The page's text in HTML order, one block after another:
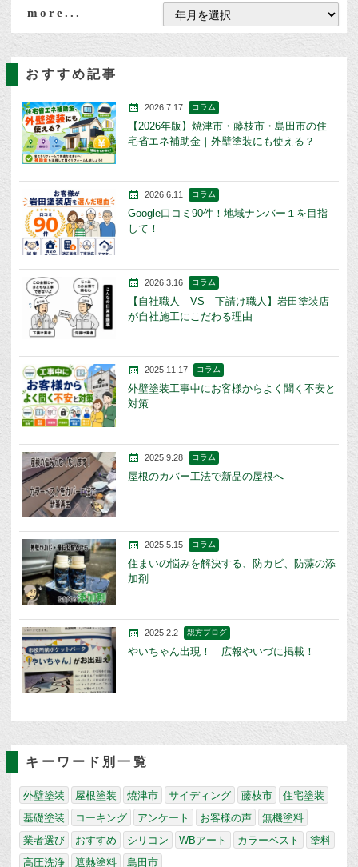
more...
おすすめ記事
2026.7.17 コラム
【2026年版】焼津市・藤枝市・島田市の住
宅省エネ補助金｜外壁塗装にも使える？
2026.6.11 コラム
Google口コミ90件！地域ナンバー１を目指
して！
2026.3.16 コラム
【自社職人 VS 下請け職人】岩田塗装店
が自社施工にこだわる理由
2025.11.17 コラム
外壁塗装工事中にお客様からよく聞く不安と
対策
2025.9.28 コラム
屋根のカバー工法で新品の屋根へ
2025.5.15 コラム
住まいの悩みを解決する、防カビ、防藻の添
加剤
2025.2.2 親方ブログ
やいちゃん出現！ 広報やいづに掲載！
キーワード別一覧
外壁塗装 屋根塗装 焼津市 サイディング 藤枝市
住宅塗装
基礎塗装
コーキング アンケート お客様の声
無機塗料
業者選び
おすすめ シリコン WBアート カラーベスト
塗料
高圧洗浄
遮熱塗料 島田市